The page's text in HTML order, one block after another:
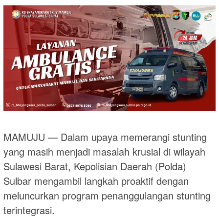
MAMUJU — Dalam upaya memerangi stunting
yang masih menjadi masalah krusial di wilayah
Sulawesi Barat, Kepolisian Daerah (Polda)
Sulbar mengambil langkah proaktif dengan
meluncurkan program penanggulangan stunting
terintegrasi.